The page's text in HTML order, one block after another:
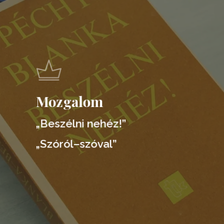
Mozgalom
„Beszélni nehéz!”
„Szóról–szóval”